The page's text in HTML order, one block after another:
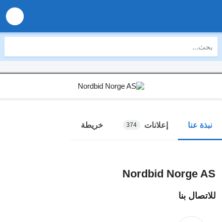
نبذة عنا إعلانات 374 خريطة
Nordbid Norge AS
للاتصال بنا